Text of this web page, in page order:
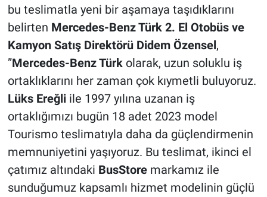
bu teslimatla yeni bir aşamaya taşıdıklarını
belirten Mercedes-Benz Türk 2. El Otobüs ve
Kamyon Satış Direktörü Didem Özensel,
”Mercedes-Benz Türkolarak, uzun soluklu iş
ortaklıklarını her zaman çok kıymetli buluyoruz.
Lüks Ereğliile 1997 yılına uzanan iş
ortaklığımızı bugün 18 adet 2023 model
Tourismo teslimatıyla daha da güçlendirmenin
memnuniyetini yaşıyoruz. Bu teslimat, ikinci el
çatımız altındaki BusStoremarkamız ile
sunduğumuz kapsamlı hizmet modelinin güçlü